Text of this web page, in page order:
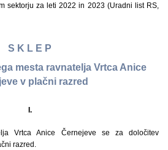
sektorju za leti 2022 in 2023 (Uradni list RS,
S K L E P
mesta ravnatelja Vrtca Anice
v plačni razred
I.
Vrtca Anice Černejeve se za določitev
razred.